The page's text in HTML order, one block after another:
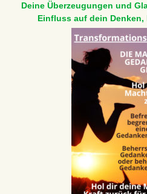
Deine Überzeugungen und
Einfluss auf dein